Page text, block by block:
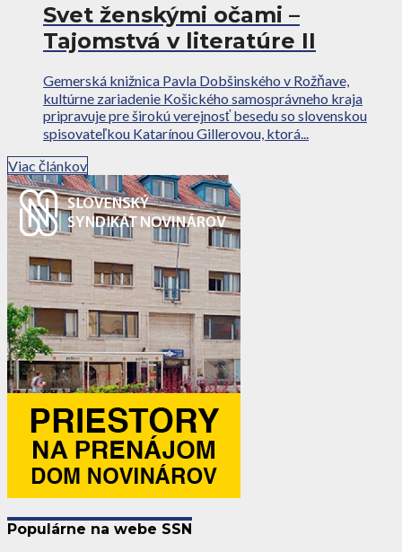
Svet ženskými očami –
Tajomstvá v literatúre II
Gemerská knižnica Pavla Dobšinského v Rožňave,
kultúrne zariadenie Košického samosprávneho kraja
pripravuje pre širokú verejnosť besedu so slovenskou
spisovateľkou Katarínou Gillerovou, ktorá...
Viac článkov
Populárne na webe SSN